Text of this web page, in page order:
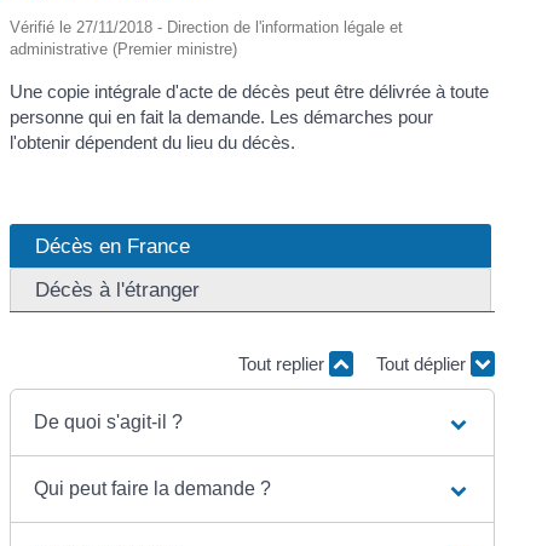
Vérifié le 27/11/2018 - Direction de l'information légale et
administrative (Premier ministre)
Une copie intégrale d'acte de décès peut être délivrée à toute
personne qui en fait la demande. Les démarches pour
l'obtenir dépendent du lieu du décès.
Décès en France
Décès à l'étranger
Tout replier Tout déplier
De quoi s'agit-il ?
Qui peut faire la demande ?